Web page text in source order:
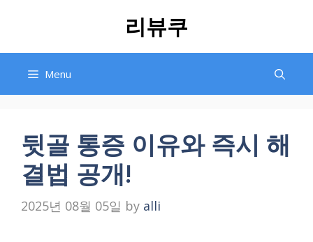
리뷰쿠
Menu
뒷골 통증 이유와 즉시 해
결법 공개!
2025년 08월 05일 by alli